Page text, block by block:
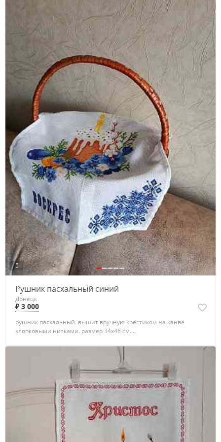
5
Рушник пасхальный синий
Донецк
₽ 3 000
рушник пасхальный. вышит вручную крестиком на канве
хлопковыми нитками. размер 34х46 см....